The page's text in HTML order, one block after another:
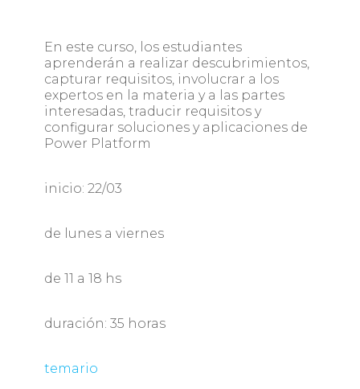
En este curso, los estudiantes
aprenderán a realizar descubrimientos,
capturar requisitos, involucrar a los
expertos en la materia y a las partes
interesadas, traducir requisitos y
configurar soluciones y aplicaciones de
Power Platform
inicio: 22/03
de lunes a viernes
de 11 a 18 hs
duración: 35 horas
temario